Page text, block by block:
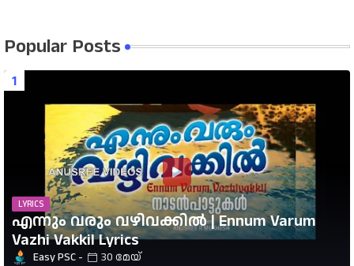
Popular Posts
LYRICS
എന്നും വരും വഴിവക്കിൽ | Ennum Varum
Vazhi Vakkil Lyrics
Easy PSC 30 മേയ്